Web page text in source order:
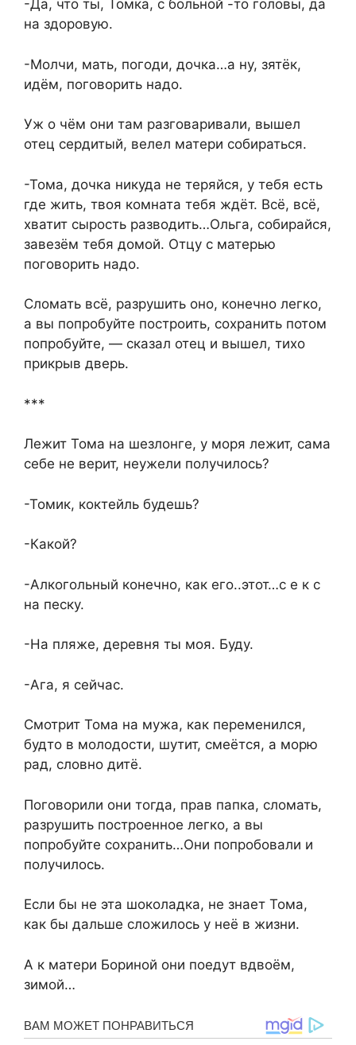
-Да, что ты, Томка, с больной -то головы, да
на здоровую.
-Молчи, мать, погоди, дочка…а ну, зятёк,
идём, поговорить надо.
Уж о чём они там разговаривали, вышел
отец сердитый, велел матери собираться.
-Тома, дочка никуда не теряйся, у тебя есть
где жить, твоя комната тебя ждёт. Всё, всё,
хватит сырость разводить…Ольга, собирайся,
завезём тебя домой. Отцу с матерью
поговорить надо.
Сломать всё, разрушить оно, конечно легко,
а вы попробуйте построить, сохранить потом
попробуйте, — сказал отец и вышел, тихо
прикрыв дверь.
***
Лежит Тома на шезлонге, у моря лежит, сама
себе не верит, неужели получилось?
-Томик, коктейль будешь?
-Какой?
-Алкогольный конечно, как его..этот…с е к с
на песку.
-На пляже, деревня ты моя. Буду.
-Ага, я сейчас.
Смотрит Тома на мужа, как переменился,
будто в молодости, шутит, смеётся, а морю
рад, словно дитё.
Поговорили они тогда, прав папка, сломать,
разрушить построенное легко, а вы
попробуйте сохранить…Они попробовали и
получилось.
Если бы не эта шоколадка, не знает Тома,
как бы дальше сложилось у неё в жизни.
А к матери Бориной они поедут вдвоём,
зимой…